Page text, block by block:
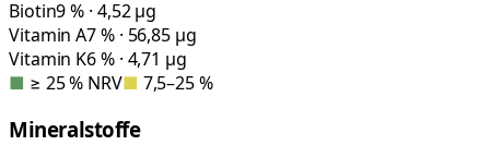
Biotin9 % · 4,52 µg
Vitamin A7 % · 56,85 µg
Vitamin K6 % · 4,71 µg
■ ≥ 25 % NRV■ 7,5–25 %
Mineralstoffe